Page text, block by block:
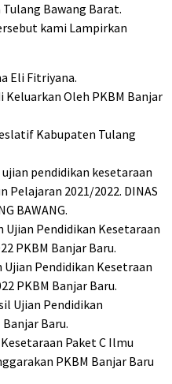
Bawang Barat.
kami Lampirkan
Eli Fitriyana.
Keluarkan Oleh PKBM Banjar
Kabupaten Tulang
pendidikan kesetaraan
Pelajaran 2021/2022. DINAS
BAWANG.
Ujian Pendidikan Kesetaraan
PKBM Banjar Baru.
Pendidikan Kesetraan
PKBM Banjar Baru.
Ujian Pendidikan
Baru.
Paket C Ilmu
PKBM Banjar Baru